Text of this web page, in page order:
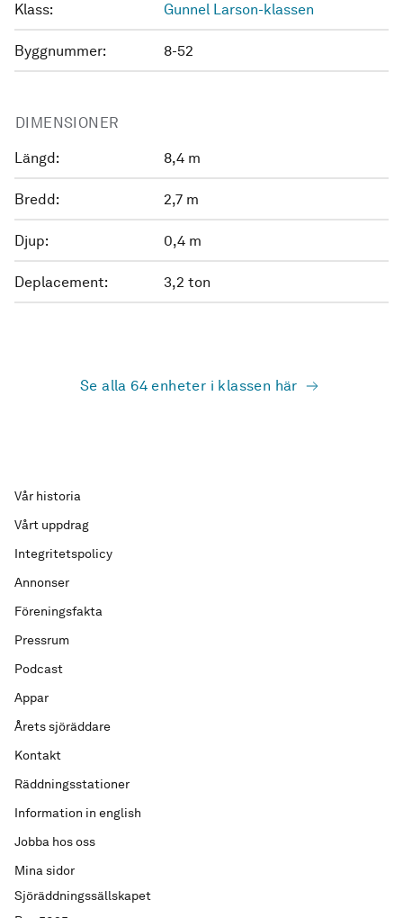
Klass: Gunnel Larson-klassen
Byggnummer: 8-52
DIMENSIONER
Längd: 8,4 m
Bredd: 2,7 m
Djup: 0,4 m
Deplacement: 3,2 ton
Se alla 64 enheter i klassen här
Sjöräddningssällskapet
Vår historia
Vårt uppdrag
Integritetspolicy
Annonser
Föreningsfakta
Pressrum
Podcast
Appar
Årets sjöräddare
Kontakt
Räddningsstationer
Information in english
Jobba hos oss
Mina sidor